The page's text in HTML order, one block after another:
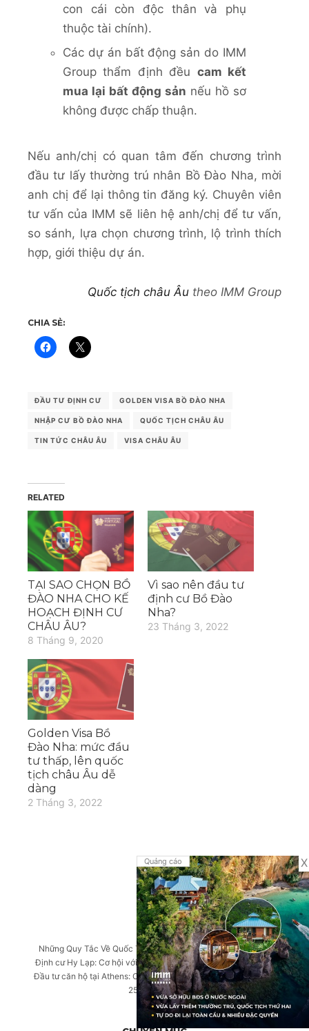
con cái còn độc thân và phụ
thuộc tài chính).
Các dự án bất động sản do IMM
Group thẩm định đều cam kết
mua lại bất động sản nếu hồ sơ
không được chấp thuận.
Nếu anh/chị có quan tâm đến chương trình
đầu tư lấy thường trú nhân Bồ Đào Nha, mời
anh chị để lại thông tin đăng ký. Chuyên viên
tư vấn của IMM sẽ liên hệ anh/chị để tư vấn,
so sánh, lựa chọn chương trình, lộ trình thích
hợp, giới thiệu dự án.
Quốc tịch châu Âu theo IMM Group
CHIA SẺ:
ĐẦU TƯ ĐỊNH CƯ GOLDEN VISA BỒ ĐÀO NHA
NHẬP CƯ BỒ ĐÀO NHA QUỐC TỊCH CHÂU ÂU
TIN TỨC CHÂU ÂU VISA CHÂU ÂU
RELATED
TẠI SAO CHỌN BỒ
ĐÀO NHA CHO KẾ
HOẠCH ĐỊNH CƯ
CHÂU ÂU?
8 Tháng 9, 2020
Vì sao nên đầu tư
định cư Bồ Đào
Nha?
23 Tháng 3, 2022
Golden Visa Bồ
Đào Nha: mức đầu
tư thấp, lên quốc
tịch châu Âu dễ
dàng
2 Tháng 3, 2022
TIN MỚI
Những Quy Tắc Về Quốc Tịch Thứ Hai Mà Bạn Cần Biết Sớm
Định cư Hy Lạp: Cơ hội với Golden Visa và dự án căn hộ Sierra
Đầu tư căn hộ tại Athens: Cơ hội định cư Golden Visa Hy Lạp từ
250.000 EUR
Quảng cáo X